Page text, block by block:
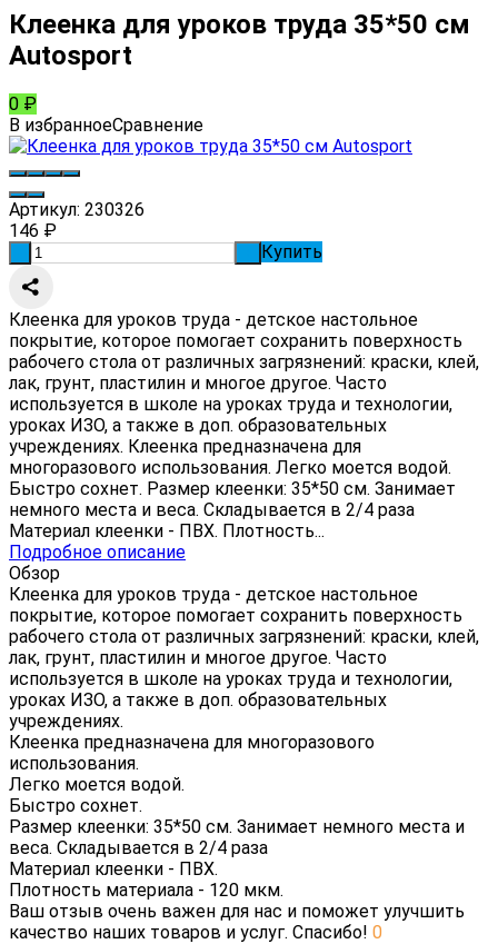
Клеенка для уроков труда 35*50 см
Autosport
0 ₽
В избранноеСравнение
Артикул: 230326
146 ₽
Купить
Клеенка для уроков труда - детское настольное
покрытие, которое помогает сохранить поверхность
рабочего стола от различных загрязнений: краски, клей,
лак, грунт, пластилин и многое другое. Часто
используется в школе на уроках труда и технологии,
уроках ИЗО, а также в доп. образовательных
учреждениях. Клеенка предназначена для
многоразового использования. Легко моется водой.
Быстро сохнет. Размер клеенки: 35*50 см. Занимает
немного места и веса. Складывается в 2/4 раза
Материал клеенки - ПВХ. Плотность...
Подробное описание
Обзор
Клеенка для уроков труда - детское настольное
покрытие, которое помогает сохранить поверхность
рабочего стола от различных загрязнений: краски, клей,
лак, грунт, пластилин и многое другое. Часто
используется в школе на уроках труда и технологии,
уроках ИЗО, а также в доп. образовательных
учреждениях.
Клеенка предназначена для многоразового
использования.
Легко моется водой.
Быстро сохнет.
Размер клеенки: 35*50 см. Занимает немного места и
веса. Складывается в 2/4 раза
Материал клеенки - ПВХ.
Плотность материала - 120 мкм.
Ваш отзыв очень важен для нас и поможет улучшить
качество наших товаров и услуг. Спасибо! 0